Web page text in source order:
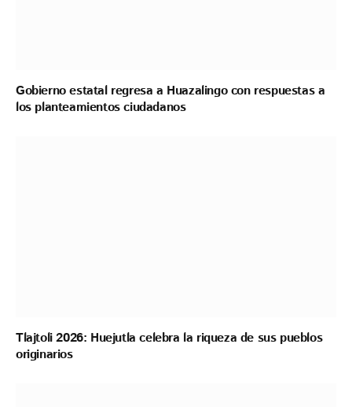
Gobierno estatal regresa a Huazalingo con respuestas a
los planteamientos ciudadanos
Tlajtoli 2026: Huejutla celebra la riqueza de sus pueblos
originarios